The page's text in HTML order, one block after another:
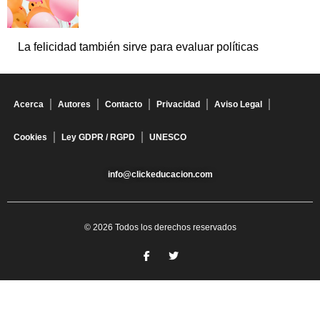
La felicidad también sirve para evaluar políticas
Acerca Autores Contacto Privacidad Aviso Legal
Cookies Ley GDPR / RGPD UNESCO
info@clickeducacion.com
© 2026 Todos los derechos reservados